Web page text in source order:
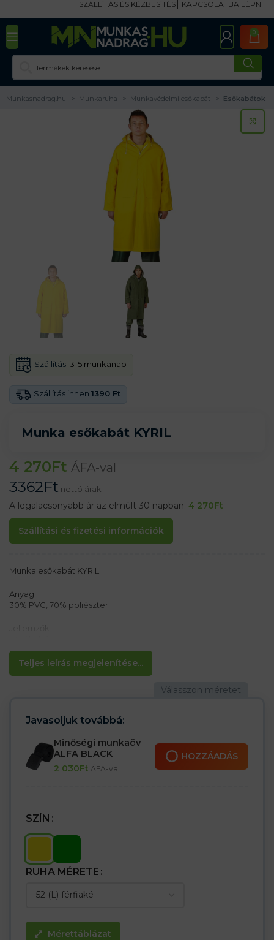
SZÁLLÍTÁS ÉS KÉZBESÍTÉS KAPCSOLATBA LÉPNI
0
Munkasnadrag.hu Munkaruha Munkavédelmi esőkabát Esőkabátok
Munka esőkabát KYRIL
Szállítás innen 1390 Ft
Szállítás: 3-5 munkanap
4 270Ft ÁFA-val
3362Ft nettó árak
A legalacsonyabb ár az elmúlt 30 napban: 4 270Ft
Szállítási és fizetési információk
Teljes leírás megjelenítése...
Munka esőkabát KYRIL
Anyag:
30% PVC, 70% poliészter
– Zsákba csomagolva
– Rögzítés cipzárral + szegecsekkel
– Kapucni a gallérban kihúzási lehetőséggel
Javasoljuk továbbá:
Minőségi munkaöv
ALFA BLACK
2 030Ft ÁFA-val
HOZZÁADÁS
SZÍN
RUHA MÉRETE
Mérettáblázat